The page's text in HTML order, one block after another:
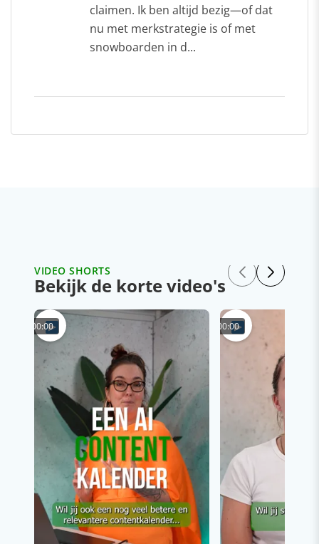
claimen. Ik ben altijd bezig—of dat
nu met merkstrategie is of met
snowboarden in d...
VIDEO SHORTS
Bekijk de korte video's
00:00 00:00